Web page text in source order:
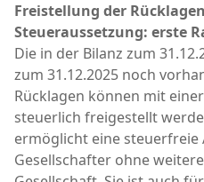
Freistellung der
Steueraussetzung: erste
Die in der Bilanz zum
zum 31.12.2025 noch
Rücklagen können mit
steuerlich freigestellt
ermöglicht eine steuerfreie
Gesellschafter ohne